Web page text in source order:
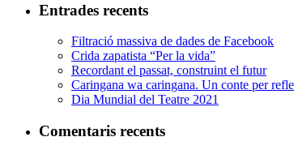
Entrades recents
Filtració massiva de dades de Facebook
Crida zapatista “Per la vida”
Recordant el passat, construint el futur
Caringana wa caringana. Un conte per
Dia Mundial del Teatre 2021
Comentaris recents